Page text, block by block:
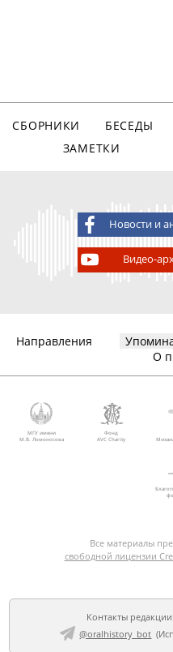
СБОРНИКИ БЕСЕДЫ
ЗАМЕТКИ
Новости и
Видео-
Направления
О
МГУ имени
М.В. Ломоносова
Фонд
AVC Charity
Все материалы
свободной лицензии
Контакты редакции:
@oralhistory_bot